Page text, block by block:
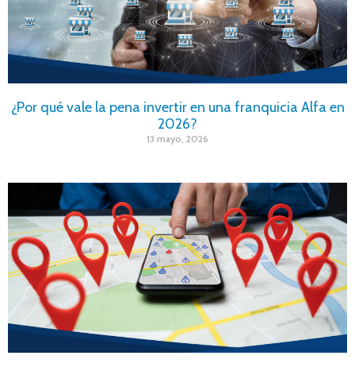
¿Por qué vale la pena invertir en una franquicia Alfa en
2026?
13 mayo, 2026